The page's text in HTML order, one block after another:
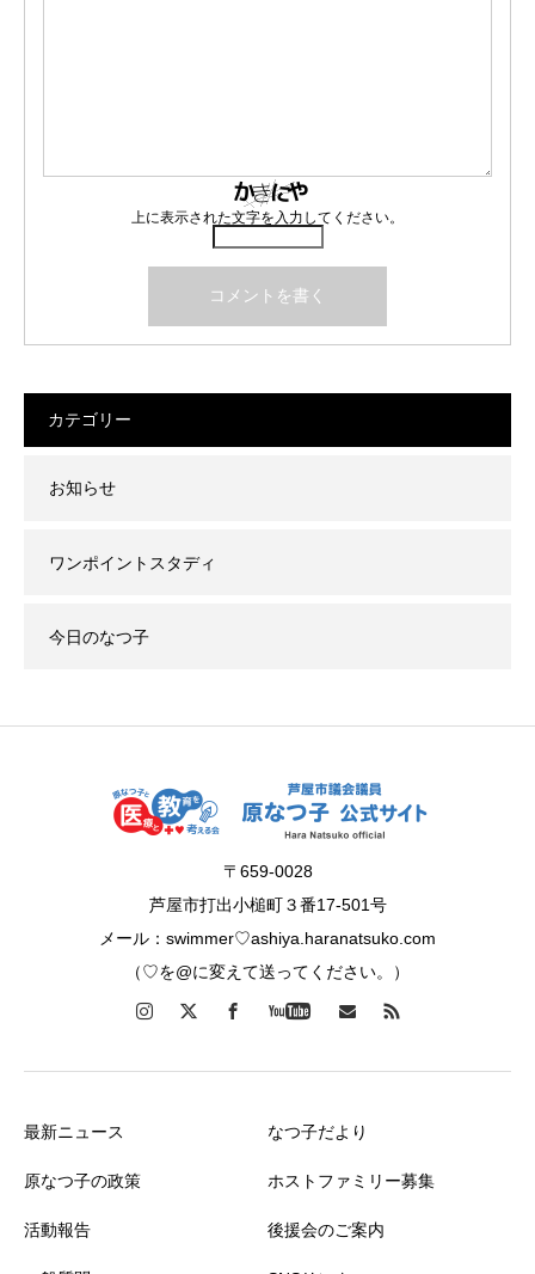
上に表示された文字を入力してください。
カテゴリー
お知らせ
ワンポイントスタディ
今日のなつ子
〒659-0028
芦屋市打出小槌町３番17-501号
メール：swimmer♡ashiya.haranatsuko.com
（♡を@に変えて送ってください。）
最新ニュース
原なつ子の政策
活動報告
なつ子だより
ホストファミリー募集
後援会のご案内